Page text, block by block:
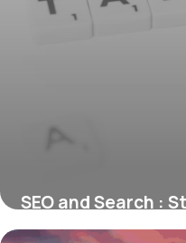
SEO and Search :
2026